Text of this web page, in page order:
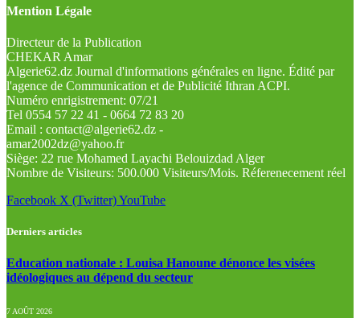
Mention Légale
Directeur de la Publication
CHEKAR Amar
Algerie62.dz Journal d'informations générales en ligne. Édité par
l'agence de Communication et de Publicité Ithran ACPI.
Numéro enrigistrement: 07/21
Tel 0554 57 22 41 - 0664 72 83 20
Email : contact@algerie62.dz -
amar2002dz@yahoo.fr
Siège: 22 rue Mohamed Layachi Belouizdad Alger
Nombre de Visiteurs: 500.000 Visiteurs/Mois. Réferenecement réel
Facebook X (Twitter)YouTube
Derniers articles
Education nationale : Louisa Hanoune dénonce les visées
idéologiques au dépend du secteur
7 AOÛT 2026